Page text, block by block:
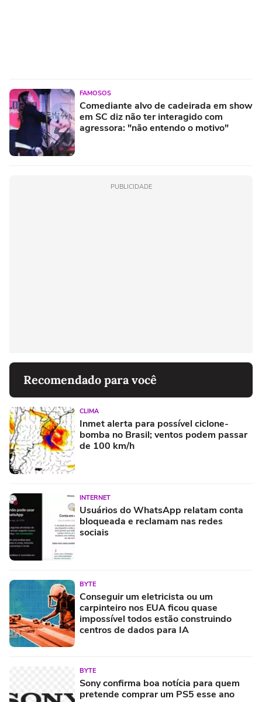
FAMOSOS
Comediante alvo de cadeirada em show
em SC diz não ter interagido com
agressora: "não entendo o motivo"
PUBLICIDADE
Recomendado para você
CLIMA
Inmet alerta para possível ciclone-
bomba no Brasil; ventos podem passar
de 100 km/h
INTERNET
Usuários do WhatsApp relatam conta
bloqueada e reclamam nas redes
sociais
BYTE
Conseguir um eletricista ou um
carpinteiro nos EUA ficou quase
impossível todos estão construindo
centros de dados para IA
BYTE
Sony confirma boa notícia para quem
pretende comprar um PS5 esse ano